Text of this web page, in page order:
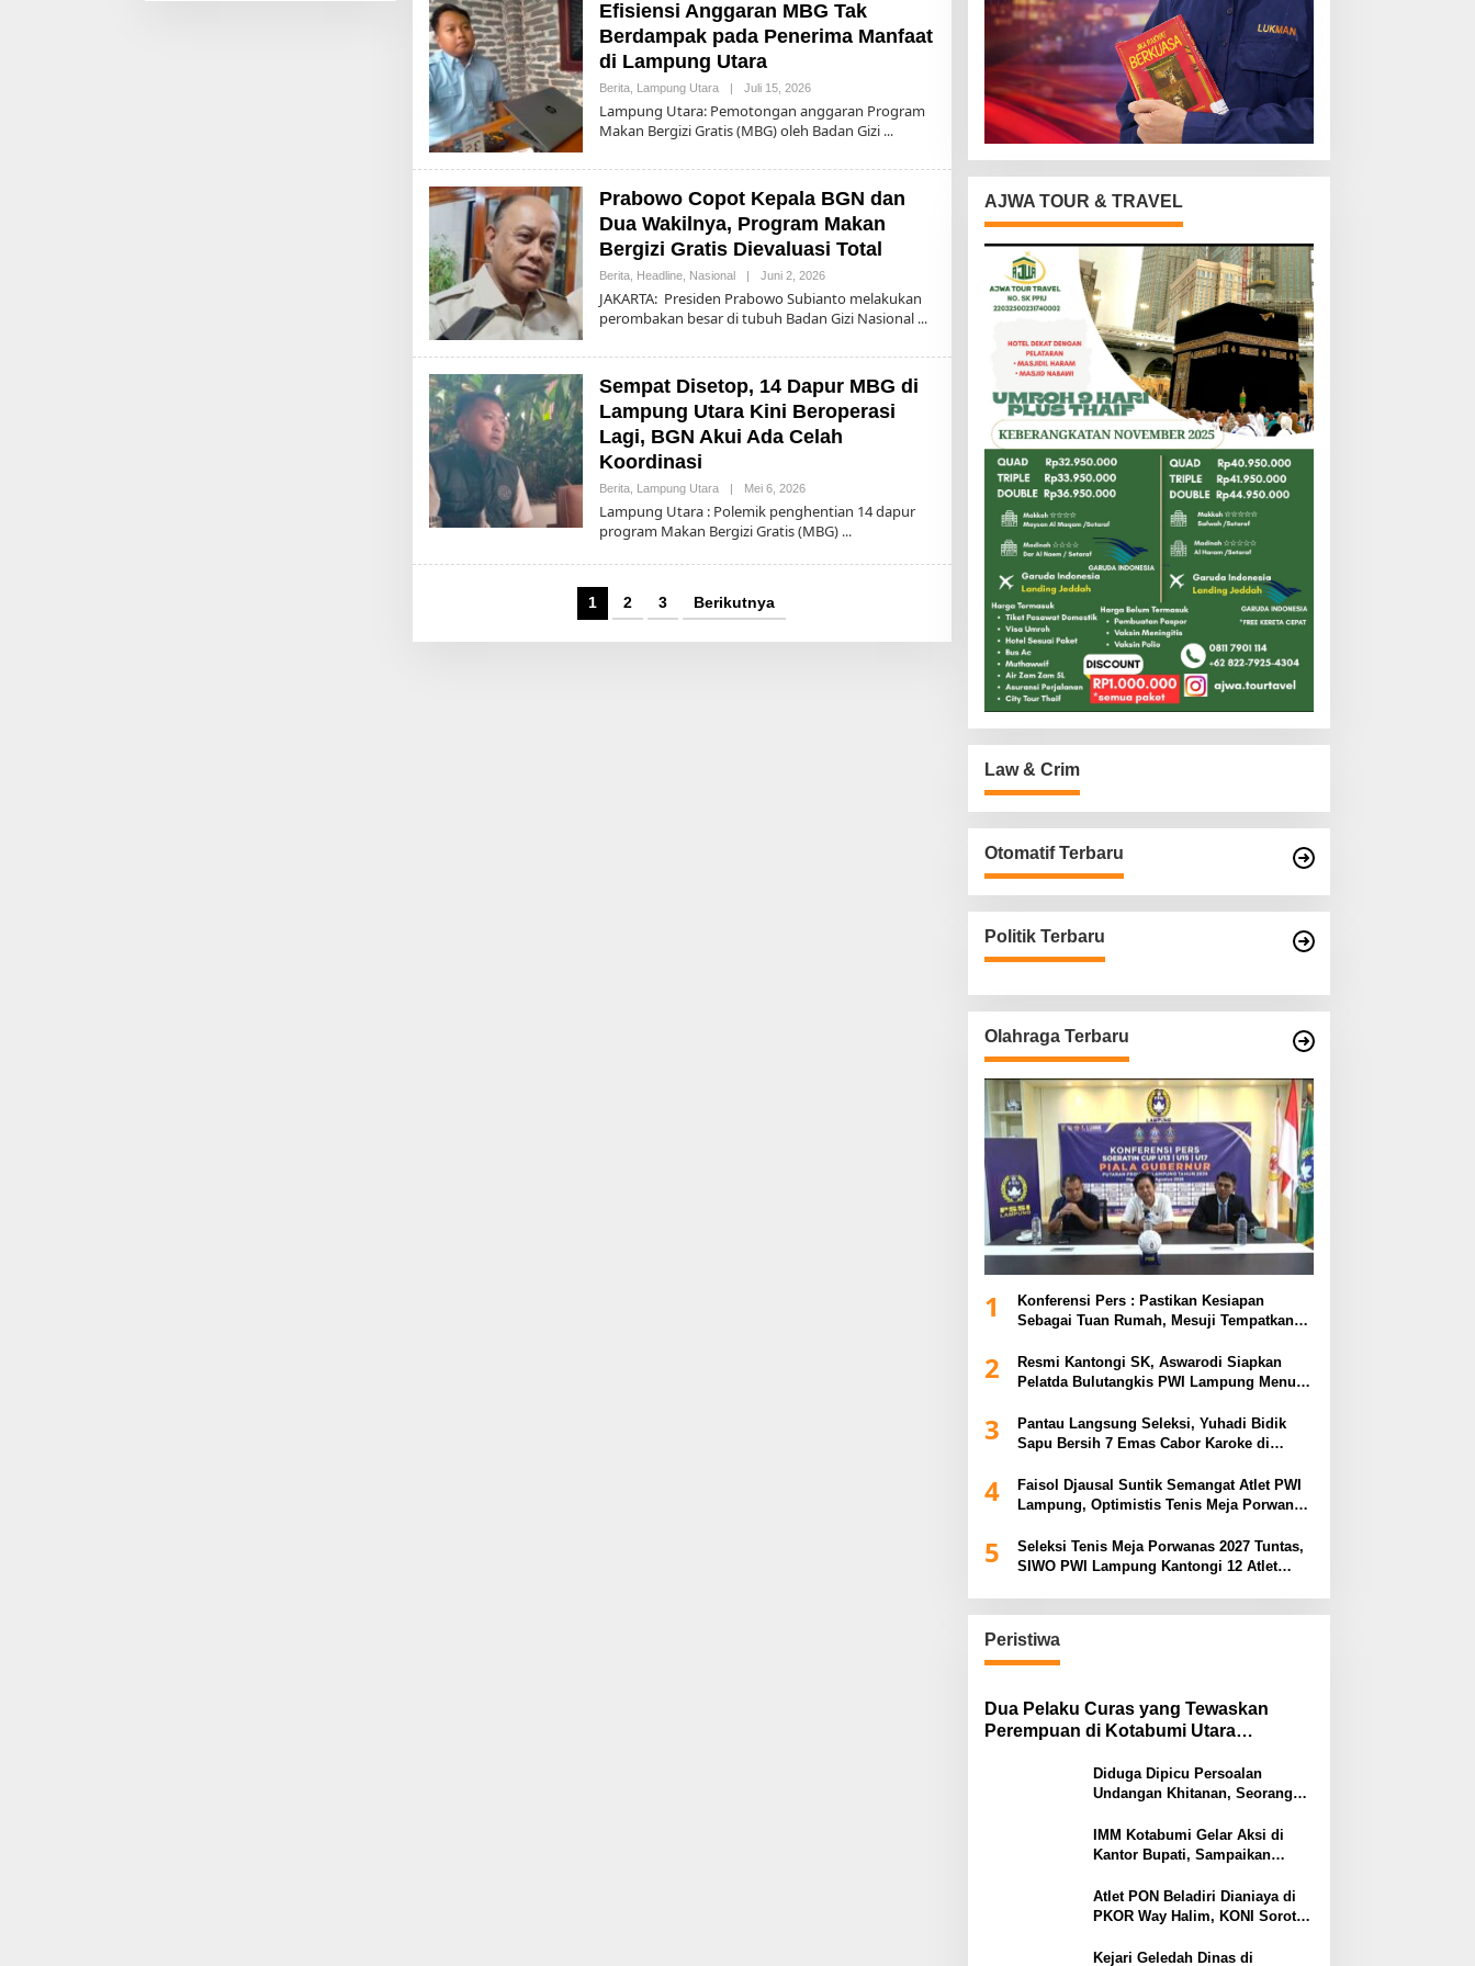
A
Efisiensi Anggaran MBG Tak
Berdampak pada Penerima Manfaat
di Lampung Utara
Berita, Lampung Utara | Juli 15, 2026O
E
H
A
2
Lampung Utara: Pemotongan anggaran Program
Makan Bergizi Gratis (MBG) oleh Badan Gizi
Prabowo Copot Kepala BGN dan
Dua Wakilnya, Program Makan
Bergizi Gratis Dievaluasi Total
Berita, Headline, Nasional | Juni 2, 2026O
E
H
A
2
JAKARTA: Presiden Prabowo Subianto melakukan
perombakan besar di tubuh Badan Gizi Nasional
Sempat Disetop, 14 Dapur MBG di
Lampung Utara Kini Beroperasi
Lagi, BGN Akui Ada Celah
Koordinasi
Berita, Lampung Utara | Mei 6, 2026O
L
E
H
O
Lampung Utara : Polemik penghentian 14 dapur
program Makan Bergizi Gratis (MBG)
1 2 3 Berikutnya
AJWA TOUR & TRAVEL
Law & Crim
Otomatif Terbaru
Politik Terbaru
Olahraga Terbaru
1
Konferensi Pers : Pastikan Kesiapan
Sebagai Tuan Rumah, Mesuji Tempatkan
Piala Gubernur Lampung
2
Resmi Kantongi SK, Aswarodi Siapkan
Pelatda Bulutangkis PWI Lampung Menuju
3
Pantau Langsung Seleksi, Yuhadi Bidik
Sapu Bersih 7 Emas Cabor Karoke di
4
Faisol Djausal Suntik Semangat Atlet PWI
Lampung, Optimistis Tenis Meja Porwanas
5
Seleksi Tenis Meja Porwanas 2027 Tuntas,
SIWO PWI Lampung Kantongi 12 Atlet
Peristiwa
Dua Pelaku Curas yang Tewaskan
Perempuan di Kotabumi Utara
Diduga Dipicu Persoalan
Undangan Khitanan, Seorang
Tertembak
IMM Kotabumi Gelar Aksi di
Kantor Bupati, Sampaikan
Pemkab Lampung Utara
Atlet PON Beladiri Dianiaya di
PKOR Way Halim, KONI Soroti
Kawasan
Kejari Geledah Dinas di